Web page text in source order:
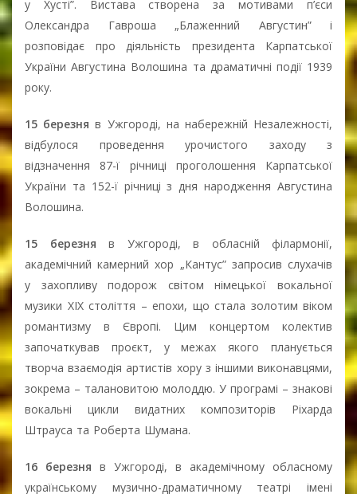
у Хусті”. Вистава створена за мотивами п’єси
Олександра Гавроша „Блаженний Августин” і
розповідає про діяльність президента Карпатської
України Августина Волошина та драматичні події 1939
року.
15 березня в Ужгороді, на набережній Незалежності,
відбулося проведення урочистого заходу з
відзначення 87-ї річниці проголошення Карпатської
України та 152-ї річниці з дня народження Августина
Волошина.
15 березня в Ужгороді, в обласній філармонії,
академічний камерний хор „Кантус” запросив слухачів
у захопливу подорож світом німецької вокальної
музики XIX століття – епохи, що стала золотим віком
романтизму в Європі. Цим концертом колектив
започаткував проєкт, у межах якого планується
творча взаємодія артистів хору з іншими виконавцями,
зокрема – талановитою молоддю. У програмі – знакові
вокальні цикли видатних композиторів Ріхарда
Штрауса та Роберта Шумана.
16 березня в Ужгороді, в академічному обласному
українському музично-драматичному театрі імені